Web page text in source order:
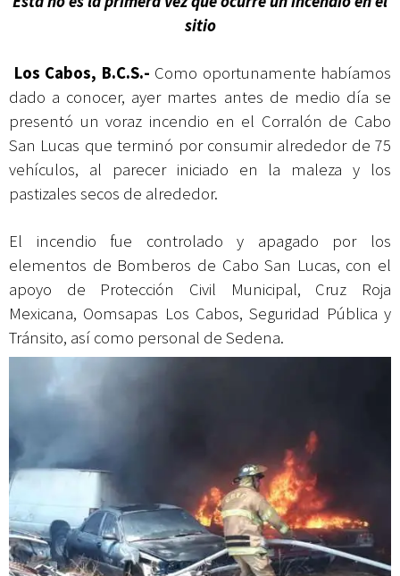
sitio
Los Cabos, B.C.S.- Como oportunamente habíamos
dado a conocer, ayer martes antes de medio día se
presentó un voraz incendio en el Corralón de Cabo
San Lucas que terminó por consumir alrededor de 75
vehículos, al parecer iniciado en la maleza y los
pastizales secos de alrededor.
El incendio fue controlado y apagado por los
elementos de Bomberos de Cabo San Lucas, con el
apoyo de Protección Civil Municipal, Cruz Roja
Mexicana, Oomsapas Los Cabos, Seguridad Pública y
Tránsito, así como personal de Sedena.